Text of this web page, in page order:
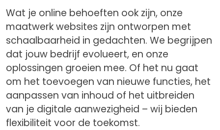
Wat je online behoeften ook zijn, onze
maatwerk websites zijn ontworpen met
schaalbaarheid in gedachten. We begrijpen
dat jouw bedrijf evolueert, en onze
oplossingen groeien mee. Of het nu gaat
om het toevoegen van nieuwe functies, het
aanpassen van inhoud of het uitbreiden
van je digitale aanwezigheid – wij bieden
flexibiliteit voor de toekomst.